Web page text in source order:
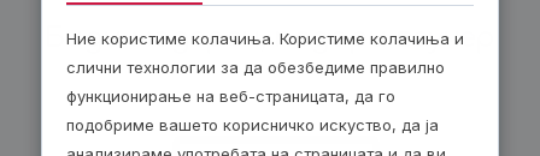
Биди модерен, подари ваучер
Ние користиме колачиња. Користиме колачиња и
слични технологии за да обезбедиме правилно
функционирање на веб-страницата, да го
подобриме вашето корисничко искуство, да ја